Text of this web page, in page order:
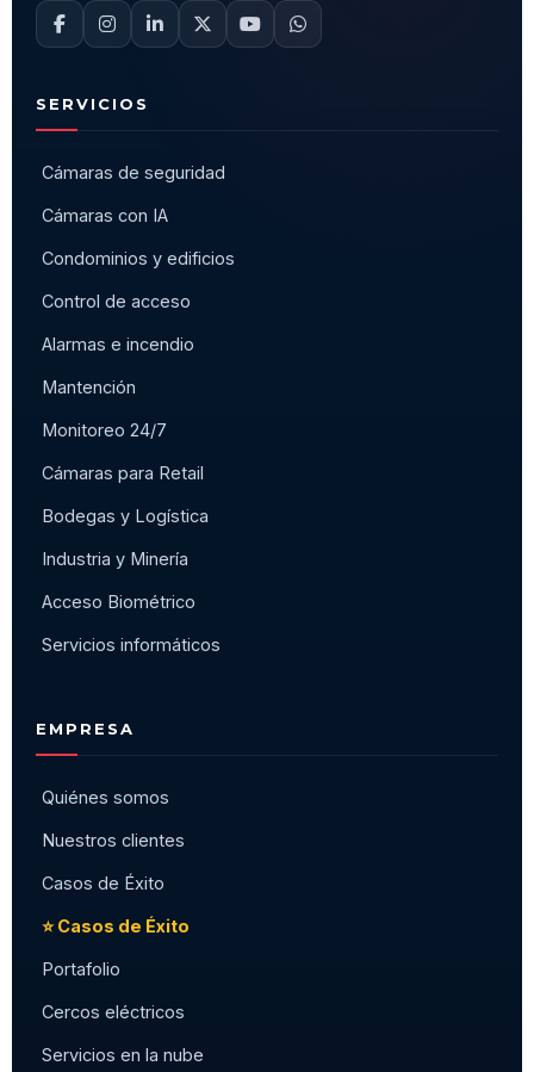
SERVICIOS
Cámaras de seguridad
Cámaras con IA
Condominios y edificios
Control de acceso
Alarmas e incendio
Mantención
Monitoreo 24/7
Cámaras para Retail
Bodegas y Logística
Industria y Minería
Acceso Biométrico
Servicios informáticos
EMPRESA
Quiénes somos
Nuestros clientes
Casos de Éxito
⭐ Casos de Éxito
Portafolio
Cercos eléctricos
Servicios en la nube